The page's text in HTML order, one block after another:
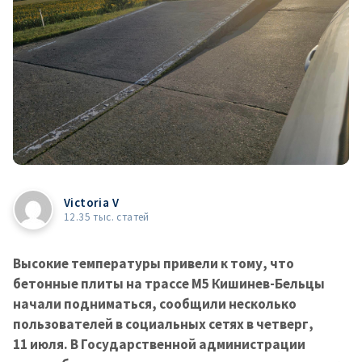
Victoria V
12.35 тыс. статей
Высокие температуры привели к тому, что
бетонные плиты на трассе M5 Кишинев-Бельцы
начали подниматься, сообщили несколько
пользователей в социальных сетях в четверг,
11 июля. В Государственной администрации